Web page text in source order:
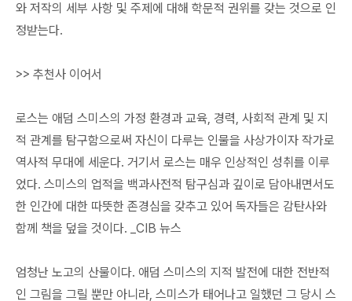
와 저작의 세부 사항 및 주제에 대해 학문적 권위를 갖는 것으로 인
정받는다.
>> 추천사 이어서
로스는 애덤 스미스의 가정 환경과 교육, 경력, 사회적 관계 및 지
적 관계를 탐구함으로써 자신이 다루는 인물을 사상가이자 작가로
역사적 무대에 세운다. 거기서 로스는 매우 인상적인 성취를 이루
었다. 스미스의 업적을 백과사전적 탐구심과 깊이로 담아내면서도
한 인간에 대한 따뜻한 존경심을 갖추고 있어 독자들은 감탄사와
함께 책을 덮을 것이다. _CIB 뉴스
엄청난 노고의 산물이다. 애덤 스미스의 지적 발전에 대한 전반적
인 그림을 그릴 뿐만 아니라, 스미스가 태어나고 일했던 그 당시 스